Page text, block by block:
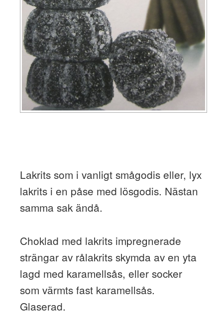
Lakrits som i vanligt smågodis eller, lyx
lakrits i en påse med lösgodis. Nästan
samma sak ändå.
Choklad med lakrits impregnerade
strängar av rålakrits skymda av en yta
lagd med karamellsås, eller socker
som värmts fast karamellsås.
Glaserad.